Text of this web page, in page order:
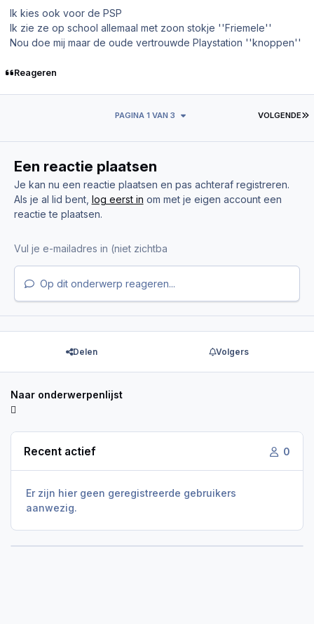
Ik kies ook voor de PSP
Ik zie ze op school allemaal met zoon stokje ''Friemele''
Nou doe mij maar de oude vertrouwde Playstation ''knoppen''
Reageren
VOLGENDE
PAGINA 1 VAN 3
Een reactie plaatsen
Je kan nu een reactie plaatsen en pas achteraf registreren.
Als je al lid bent, log eerst in om met je eigen account een
reactie te plaatsen.
Op dit onderwerp reageren...
Delen Volgers
Naar onderwerpenlijst
Recent actief 0
Er zijn hier geen geregistreerde gebruikers
aanwezig.